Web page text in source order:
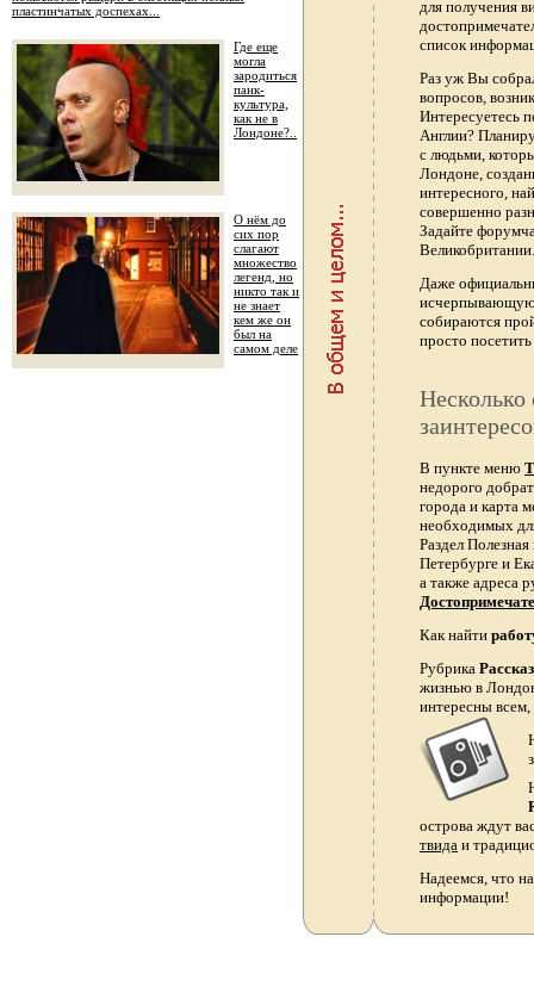
пластинчатых доспехах...
Где еще
могла
зародиться
панк-
культура,
как не в
Лондоне?..
О нём до
сих пор
слагают
множество
легенд, но
никто так и
не знает
кем же он
был на
самом деле
для получения
список
Раз уж Вы
вопросов,
Интересуетесь
Англии?
с людьми,
Лондоне,
интересного,
совершенно
Задайте
Даже
исчерпывающую
собираются
просто
Несколько
В пункте меню
недорого
города и карта
необходимых
Раздел
Петербурге и
а также адреса
Как найти
Рубрика
жизнью в
интересны
острова ждут
твида и
Надеемся, что
информации!